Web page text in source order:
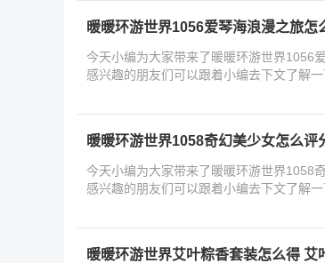
暖暖环游世界1056爱琴海浪漫之旅
今天小编为大家带来了暖暖环游世界1056
感兴趣的朋友们可以跟着小编去下文了解一
暖暖环游世界1058奇幻美少女怎么
今天小编为大家带来了暖暖环游世界1058
感兴趣的朋友们可以跟着小编去下文了解一
暖暖环游世界艾叶粽香套装怎么得 艾